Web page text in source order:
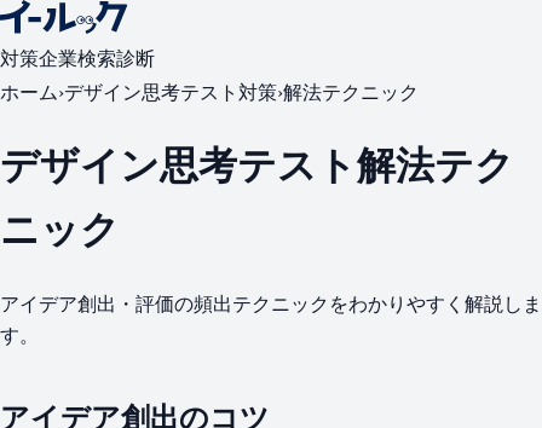
対策企業検索診断
ホーム›デザイン思考テスト対策›解法テクニック
デザイン思考テスト解法テク
ニック
アイデア創出・評価の頻出テクニックをわかりやすく解説しま
す。
アイデア創出のコツ